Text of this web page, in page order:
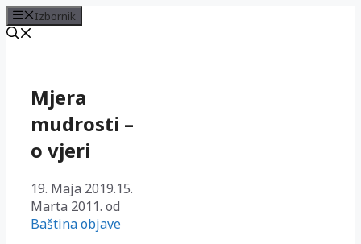
Izbornik
sadržajMjera
mudrosti –
o vjeri
19. Maja 2019.15.
Marta 2011. od
Baština objave